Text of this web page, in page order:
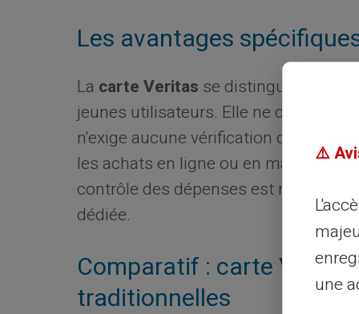
Les avantages
La carte Veritas se distingue par ses
jeunes utilisateurs. Elle ne demande
n'exige aucune vérification de crédit,
les achats en ligne ou en magasin,
contrôle des dépenses est réalisable
dédiée.
Comparatif : carte
traditionnelles
⚠️
une